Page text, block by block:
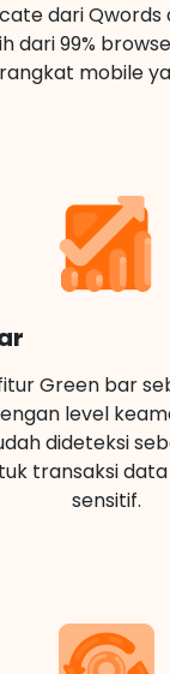
dari
dari 99%
mobile
Green bar
level
dideteksi
transaksi
sensitif.